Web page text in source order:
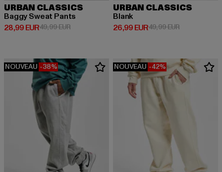
URBAN CLASSICS
Baggy Sweat Pants
28,99 EUR
Prix courant: 28,99 EUR
49,99 EURPrix en promotion: 49,99 EUR
URBAN CLASSICS
Blank
26,99 EUR
Prix courant: 26,99 EUR
49,99 EURPrix en
NOUVEAU -38% NOUVEAU -42%